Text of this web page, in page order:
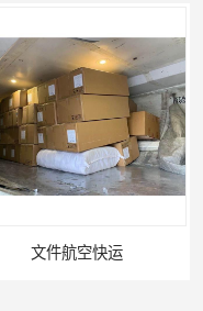
文件航空快运